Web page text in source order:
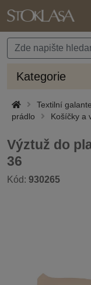
Kategorie
Textilní
prádlo
Košíčky a
Výztuž do
36
Kód: 930265